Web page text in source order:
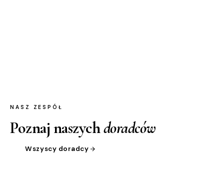
NASZ ZESPÓŁ
Poznaj naszychdoradców
Wszyscy doradcy